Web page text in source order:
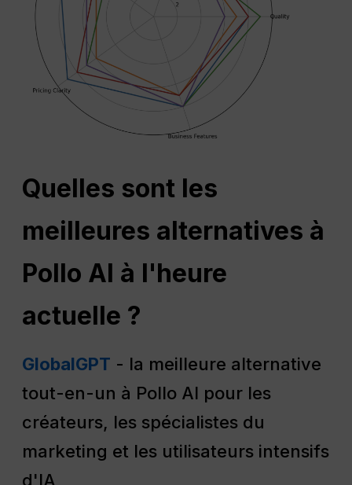
Quelles sont les
meilleures alternatives à
Pollo AI à l'heure
actuelle ?
GlobalGPT - la meilleure alternative
tout-en-un à Pollo AI pour les
créateurs, les spécialistes du
marketing et les utilisateurs intensifs
d'IA